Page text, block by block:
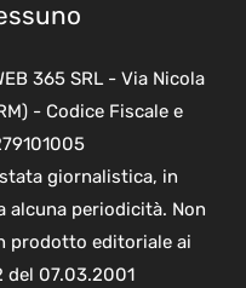
365 SRL - Via Nicola
- Codice Fiscale e
giornalistica, in
alcuna periodicità. Non
prodotto editoriale ai
del 07.03.2001